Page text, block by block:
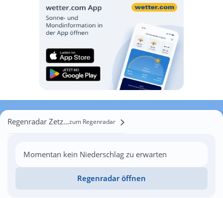
Regenradar Zetzschazum Regenradar
Momentan kein Niederschlag zu erwarten
Regenradar öffnen